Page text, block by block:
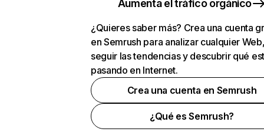
Aumenta el tráfico orgánico
¿Quieres saber más? Crea una cuenta
en Semrush para analizar cualquier
seguir las tendencias y descubrir qué
pasando en Internet.
Crea una cuenta en Semrush
¿Qué es Semrush?